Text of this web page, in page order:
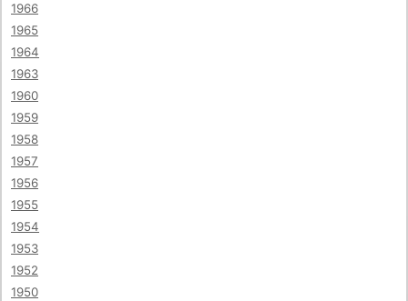
1966
1965
1964
1963
1960
1959
1958
1957
1956
1955
1954
1953
1952
1950